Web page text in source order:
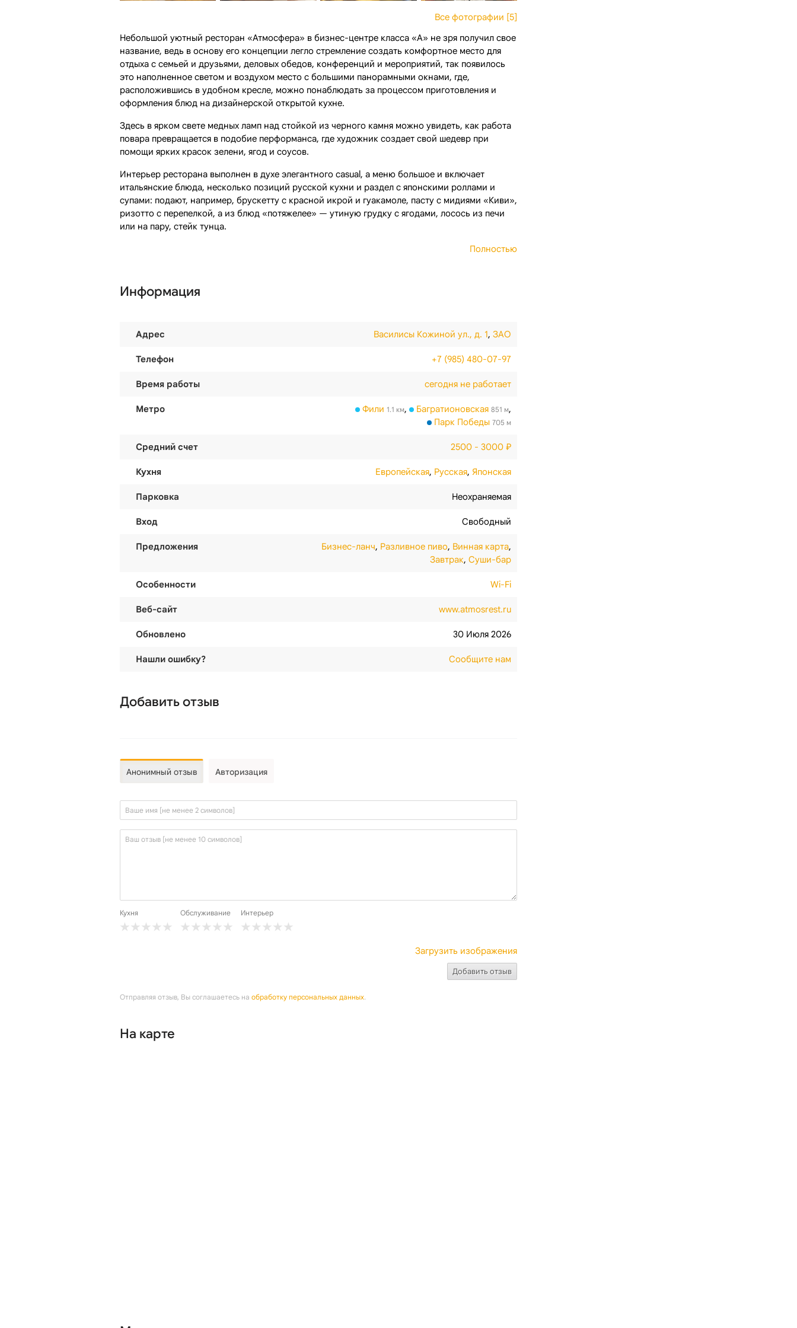
Все фотографии [5]
Небольшой уютный ресторан «Атмосфера» в бизнес-центре класса «А» не зря получил свое
название, ведь в основу его концепции легло стремление создать комфортное место для
отдыха с семьей и друзьями, деловых обедов, конференций и мероприятий, так появилось
это наполненное светом и воздухом место с большими панорамными окнами, где,
расположившись в удобном кресле, можно понаблюдать за процессом приготовления и
оформления блюд на дизайнерской открытой кухне.
Здесь в ярком свете медных ламп над стойкой из черного камня можно увидеть, как работа
повара превращается в подобие перформанса, где художник создает свой шедевр при
помощи ярких красок зелени, ягод и соусов.
Интерьер ресторана выполнен в духе элегантного casual, а меню большое и включает
итальянские блюда, несколько позиций русской кухни и раздел с японскими роллами и
супами: подают, например, брускетту с красной икрой и гуакамоле, пасту с мидиями «Киви»,
ризотто с перепелкой, а из блюд «потяжелее» — утиную грудку с ягодами, лосось из печи
или на пару, стейк тунца.
Полностью
Информация
Адрес Василисы Кожиной ул., д. 1, ЗАО
Телефон +7 (985) 480-07-97
Время работы сегодня не работает
Метро Фили 1.1 км, Багратионовская 851 м,
Парк Победы 705 м
Средний счет 2500 - 3000 ₽
Кухня Европейская, Русская, Японская
Парковка Неохраняемая
Вход Свободный
Предложения Бизнес-ланч, Разливное пиво, Винная карта,
Завтрак, Суши-бар
Особенности Wi-Fi
Веб-сайт www.atmosrest.ru
Обновлено 30 Июля 2026
Нашли ошибку? Сообщите нам
Добавить отзыв
Анонимный отзыв Авторизация
Кухня Обслуживание Интерьер
Загрузить изображения
Отправляя отзыв, Вы соглашаетесь на обработку персональных данных.
На карте